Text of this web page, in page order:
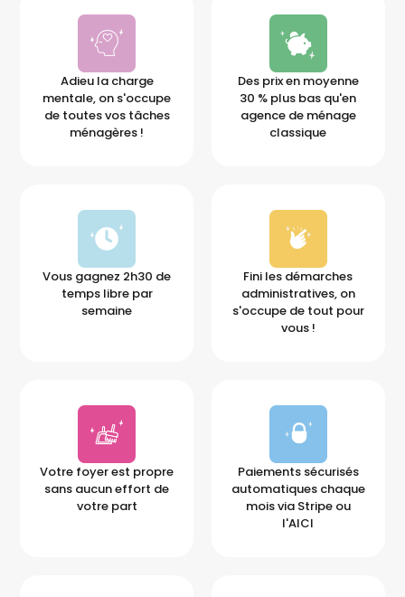
Adieu la charge
mentale, on s'occupe
de toutes vos tâches
ménagères !
Des prix en moyenne
30 % plus bas qu'en
agence de ménage
classique
Vous gagnez 2h30 de
temps libre par
semaine
Fini les démarches
administratives, on
s'occupe de tout pour
vous !
Votre foyer est propre
sans aucun effort de
votre part
Paiements sécurisés
automatiques chaque
mois via Stripe ou
l'AICI